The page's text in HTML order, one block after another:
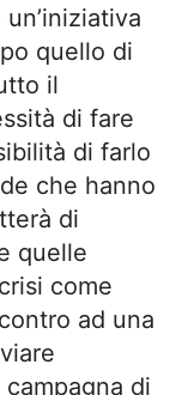
quello di
il
di fare
di farlo
che hanno
di
quelle
come
ad una
di